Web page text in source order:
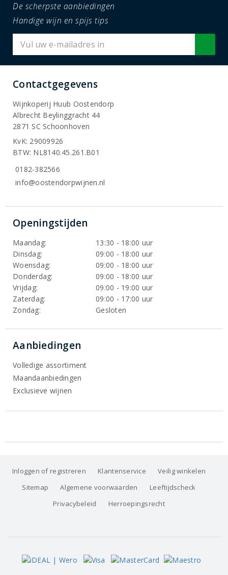
De scherpste aanbiedingen
Handige wijn en spijs tips
Contactgegevens
Wijnkoperij Huub Oostendorp
Albrecht Beylinggracht 44
2871 SC Schoonhoven
KvK: 29009926
BTW: NL8140.45.261.B01
0182-382566
info@oostendorpwijnen.nl
Openingstijden
Maandag:
13:30 - 18:00 uur
Dinsdag:
09:00 - 18:00 uur
Woensdag:
09:00 - 18:00 uur
Donderdag:
09:00 - 18:00 uur
Vrijdag:
09:00 - 19:00 uur
Zaterdag:
09:00 - 17:00 uur
Zondag:
Gesloten
Aanbiedingen
Volledige assortiment
Maandaanbiedingen
Exclusieve wijnen
Inloggen of registreren Klantenservice
Veilig winkelen
Sitemap
Algemene voorwaarden
Leeftijdscheck
Privacybeleid
Herroepingsrecht